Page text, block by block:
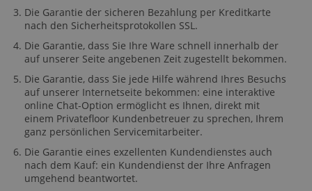
Die Garantie der sicheren Bezahlung per Kreditkarte
nach den Sicherheitsprotokollen SSL.
Die Garantie, dass Sie Ihre Ware schnell innerhalb der
auf unserer Seite angebenen Zeit zugestellt bekommen.
Die Garantie, dass Sie jede Hilfe während Ihres Besuchs
auf unserer Internetseite bekommen: eine interaktive
online Chat-Option ermöglicht es Ihnen, direkt mit
einem Privatefloor Kundenbetreuer zu sprechen, Ihrem
ganz persönlichen Servicemitarbeiter.
Die Garantie eines exzellenten Kundendienstes auch
nach dem Kauf: ein Kundendienst der Ihre Anfragen
umgehend beantwortet.